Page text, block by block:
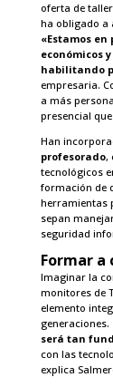
oferta de
ha obligado a
«Estamos
económicos
habilitando
empresaria.
a más
presencial
Han
profesorado,
tecnológicos
formación de
herramientas
sepan
seguridad
Formar a
Imaginar la
monitores de
elemento
generaciones.
será tan
con las
explica